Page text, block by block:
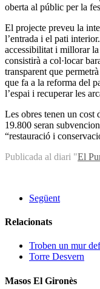
oberta al públic per la
El projecte preveu la
l’entrada i el pati
accessibilitat i millorar
consistirà a col·locar
transparent que
que fa a la reforma del
l’espai i recuperar les
Les obres tenen un cost
19.800 seran
“restauració i
Publicada al diari "El
Següent
Relacionats
Troben un mur
Torre Desvern
Masos El Gironès